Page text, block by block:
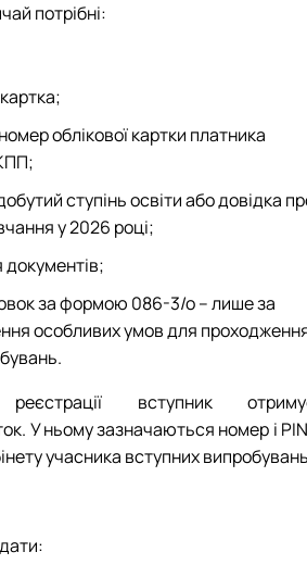
потрібні:
облікової картки платника
ступінь освіти або довідка
у 2026 році;
за формою 086-3/о – лише за
особливих умов для
вступник
У ньому зазначаються номер і
учасника вступних